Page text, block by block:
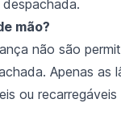
mão?
não são
Apenas as
ou